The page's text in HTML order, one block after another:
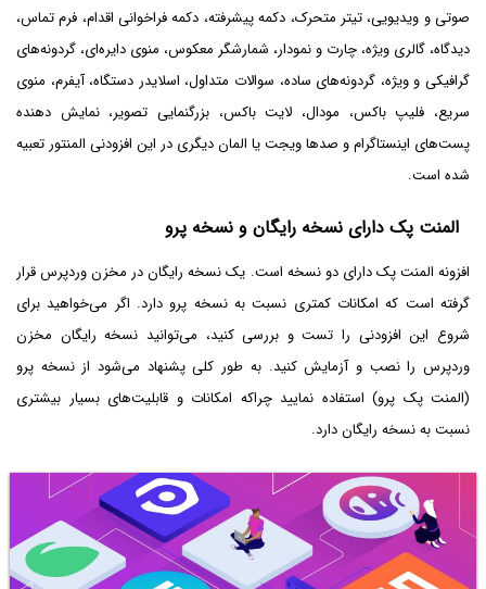
صوتی و ویدیویی، تیتر متحرک، دکمه پیشرفته، دکمه فراخوانی اقدام، فرم تماس،
دیدگاه، گالری ویژه، چارت و نمودار، شمارشگر معکوس، منوی دایره‌ای، گردونه‌های
گرافیکی و ویژه، گردونه‌های ساده، سوالات متداول، اسلایدر دستگاه، آیفرم، منوی
سریع، فلیپ باکس، مودال، لایت باکس، بزرگنمایی تصویر، نمایش دهنده
پست‌های اینستاگرام و صدها ویجت یا المان دیگری در این افزودنی المنتور تعبیه
شده است.
المنت پک دارای نسخه رایگان و نسخه پرو
افزونه المنت پک دارای دو نسخه است. یک نسخه رایگان در مخزن وردپرس قرار
گرفته است که امکانات کمتری نسبت به نسخه پرو دارد. اگر می‌خواهید برای
شروع این افزودنی را تست و بررسی کنید، می‌توانید نسخه رایگان مخزن
وردپرس را نصب و آزمایش کنید. به طور کلی پشنهاد می‌شود از نسخه پرو
(المنت پک پرو) استفاده نمایید چراکه امکانات و قابلیت‌های بسیار بیشتری
نسبت به نسخه رایگان دارد.